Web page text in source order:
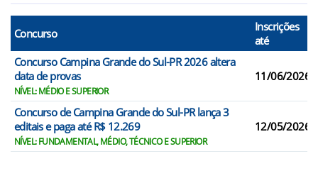
Concurso
Inscrições
até
Concurso Campina Grande do Sul-PR 2026 altera
data de provas
NÍVEL: MÉDIO E SUPERIOR
11/06/2026
Concurso de Campina Grande do Sul-PR lança 3
editais e paga até R$ 12.269
NÍVEL: FUNDAMENTAL, MÉDIO, TÉCNICO E SUPERIOR
12/05/2026